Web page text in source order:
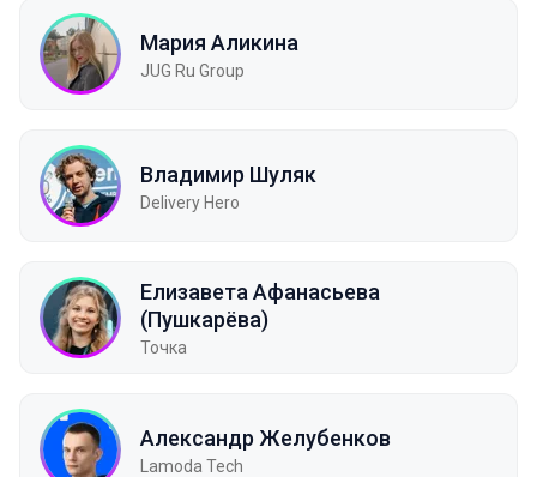
Мария Аликина
JUG Ru Group
Владимир Шуляк
Delivery Hero
Елизавета Афанасьева
(Пушкарёва)
Точка
Александр Желубенков
Lamoda Tech